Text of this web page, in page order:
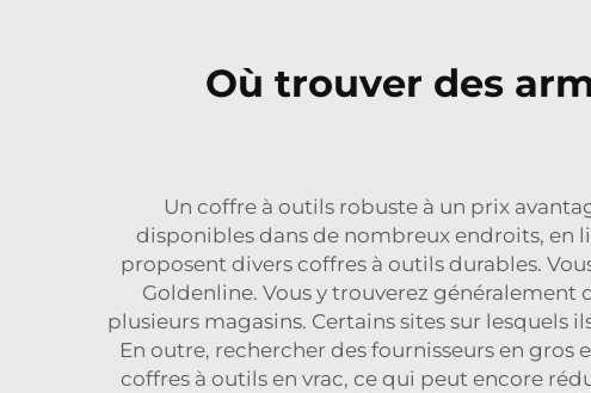
Où trouver des
Un coffre à outils robuste à un prix
disponibles dans de nombreux endroits, en
proposent divers coffres à outils durables.
Goldenline. Vous y trouverez
plusieurs magasins. Certains sites sur
En outre, rechercher des fournisseurs en
coffres à outils en vrac, ce qui peut encore